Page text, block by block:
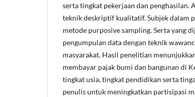
serta tingkat pekerjaan dan penghasilan.
teknik deskriptif kualitatif. Subjek dalam
metode purposive sampling. Serta yang
pengumpulan data dengan teknik
masyarakat. Hasil penelitian
membayar pajak bumi dan bangunan di
tingkat usia, tingkat pendidikan serta
penulis untuk meningkatkan partisipasi